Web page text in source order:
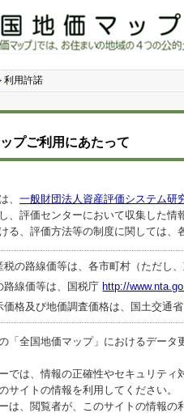
利用許諾
プご利用にあたって
、 一般財団法人資産評価システム研
、評価センターにおいて収集した情
る、評価方法等の制度に関しては、
税の路線価等は、各市町村（ただし
路線価等は、国税庁 http://
価格及び地価調査価格は、国土交通省
「全国地価マップ」におけるデータ
では、情報の正確性やセキュリティ
サイトの情報を利用してください。
は、閲覧者が、このサイトの情報の